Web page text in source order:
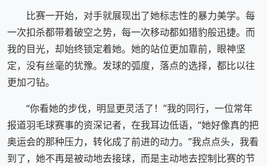
比赛一开始，对手就展现出了她标志性的暴力美学。每
一次扣杀都带着破空之势，每一次移动都如猎豹般迅捷。而
我的目光，却始终锁定着她。她的站位更加靠前，眼神坚
定，没有丝毫的犹豫。发球的弧度，落点的选择，都比以往
更加刁钻。
“你看她的步伐，明显更灵活了！”我的同行，一位常年
报道羽毛球赛事的资深记者，在我耳边低语，“她好像真的把
奥运会的那种压力，转化成了前进的动力。”我点点头，我看
到了，她不再是被动地去接球，而是主动地去控制比赛的节